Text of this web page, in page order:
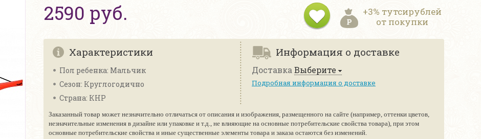
2590 руб.
+3% тутсирублей
от покупки
Характеристики
Пол ребенка: Мальчик
Сезон: Круглогодично
Страна: КНР
Информация о доставке
Доставка Выберите
Подробная информация о доставке
Заказанный товар может незначительно отличаться от описания и изображения, размещенного на сайте (например, оттенки цветов,
незначительные изменения в дизайне или упаковке и т.д., не влияющие на основные потребительские свойства товара), при этом
основные потребительские свойства и иные существенные элементы товара и заказа остаются без изменений.